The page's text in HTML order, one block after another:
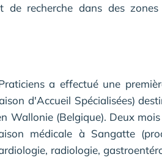
de recherche dans des
a effectué une
d'Accueil Spécialisées)
Wallonie (Belgique). Deux
médicale à Sangatte
radiologie,